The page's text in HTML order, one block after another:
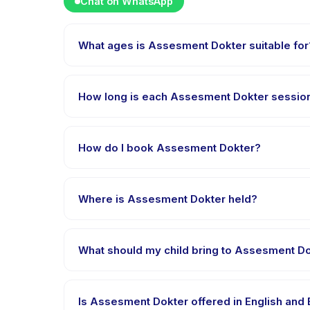
What ages is Assesment Dokter suitable
appropriately challenged.
How long is each Assesment Dokter
How do I book Assesment Dokter?
after payment is processed.
Where is Assesment Dokter held?
What should my child bring to Assesment
Is Assesment Dokter offered in English and